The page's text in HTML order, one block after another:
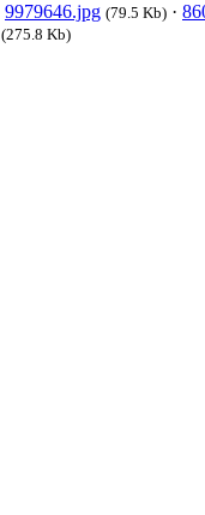
9979646.jpg (79.5 Kb) ·
(275.8 Kb)